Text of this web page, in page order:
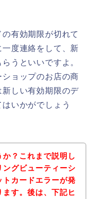
有効期限が切れて
度連絡をして、新
うといいですよ。
ョップのお店の商
しい有効期限のデ
いかがでしょう
？これまで説明し
グビューティーシ
トカードエラーが発
す。後は、下記ヒ